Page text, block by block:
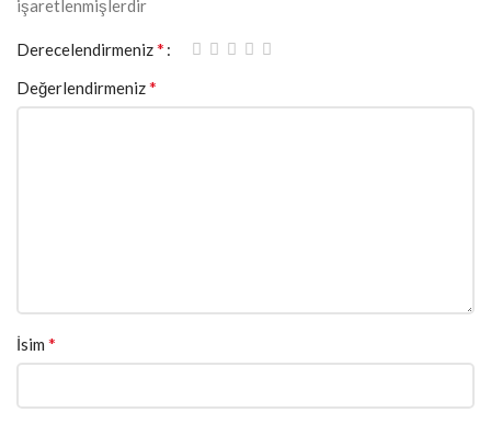
işaretlenmişlerdir
Derecelendirmeniz*
Değerlendirmeniz*
İsim *